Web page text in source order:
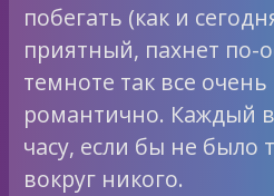
побегать (как и
приятный, пахнет по-
темноте так все
романтично. Каждый
часу, если бы не было
вокруг никого.